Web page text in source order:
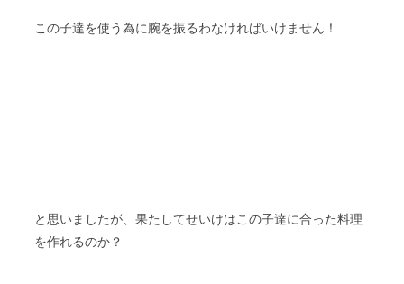
この子達を使う為に腕を振るわなければいけません！
と思いましたが、果たしてせいけはこの子達に合った料理
を作れるのか？